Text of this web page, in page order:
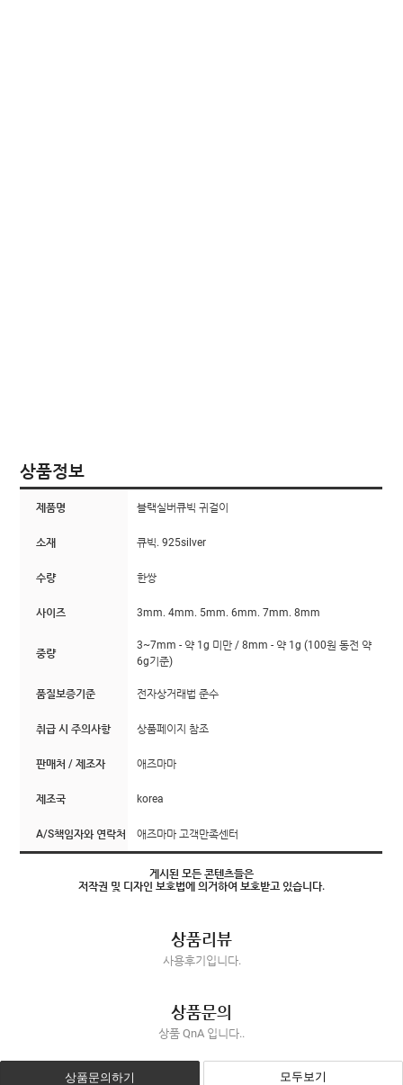
상품정보
제품명 블랙실버큐빅 귀걸이
소재 큐빅. 925silver
수량 한쌍
사이즈 3mm. 4mm. 5mm. 6mm. 7mm. 8mm
중량
3~7mm - 약 1g 미만 / 8mm - 약 1g (100원 동전 약
6g기준)
품질보증기준 전자상거래법 준수
취급 시 주의사항 상품페이지 참조
판매처 / 제조자 애즈마마
제조국 korea
A/S책임자와 연락처 애즈마마 고객만족센터
게시된 모든 콘텐츠들은
저작권 및 디자인 보호법에 의거하여 보호받고 있습니다.
상품리뷰
사용후기입니다.
상품문의
상품 QnA 입니다..
상품문의하기 모두보기